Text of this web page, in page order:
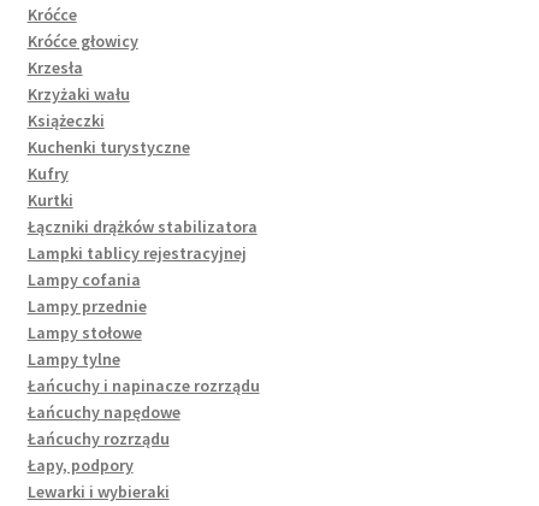
Króćce
Króćce głowicy
Krzesła
Krzyżaki wału
Książeczki
Kuchenki turystyczne
Kufry
Kurtki
Łączniki drążków stabilizatora
Lampki tablicy rejestracyjnej
Lampy cofania
Lampy przednie
Lampy stołowe
Lampy tylne
Łańcuchy i napinacze rozrządu
Łańcuchy napędowe
Łańcuchy rozrządu
Łapy, podpory
Lewarki i wybieraki